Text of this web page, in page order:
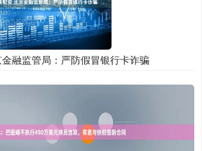
融监管局：严防假冒银行卡诈骗